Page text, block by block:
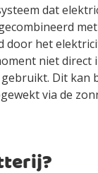
dat
door het
niet
Dit kan
via de